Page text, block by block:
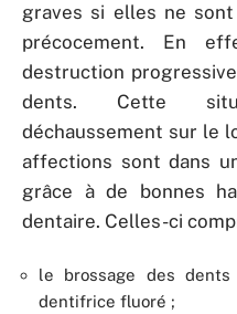
graves si elles ne
précocement. En
destruction
dents. Cette
déchaussement sur le
affections sont dans
grâce à de bonnes
dentaire. Celles-ci
le brossage des
dentifrice fluoré ;